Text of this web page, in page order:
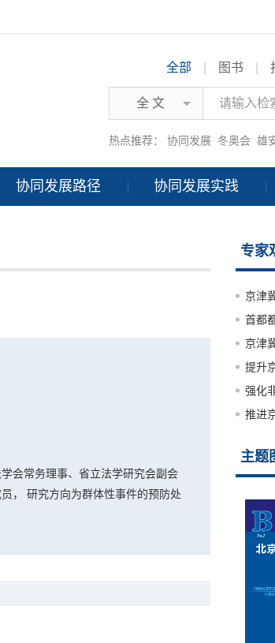
全部 图书
全 文
热点推荐： 协同发展 冬奥会 雄
协同发展路径 协同发展实践
会常务理事、省立法学研究会副会
， 研究方向为群体性事件的预防处
专家
京津
首都
京津
提升
强化
推进
主题